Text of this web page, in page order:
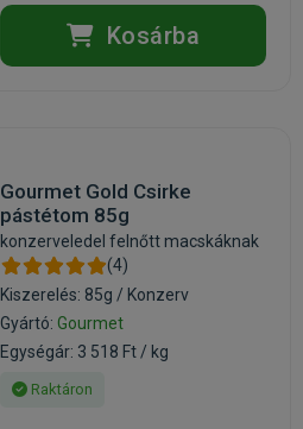
Kosárba
Gourmet Gold Csirke
pástétom 85g
konzerveledel felnőtt macskáknak
(4)
Kiszerelés: 85g / Konzerv
Gyártó: Gourmet
Egységár: 3 518 Ft / kg
Raktáron